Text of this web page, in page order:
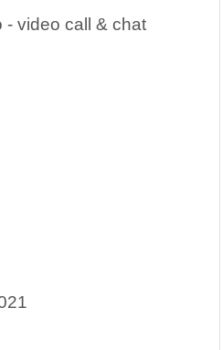
- video call & chat